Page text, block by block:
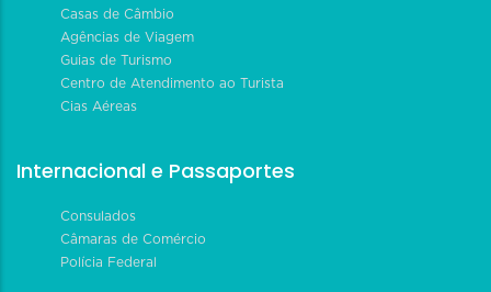
Casas de Câmbio
Agências de Viagem
Guias de Turismo
Centro de Atendimento ao Turista
Cias Aéreas
Internacional e Passaportes
Consulados
Câmaras de Comércio
Polícia Federal